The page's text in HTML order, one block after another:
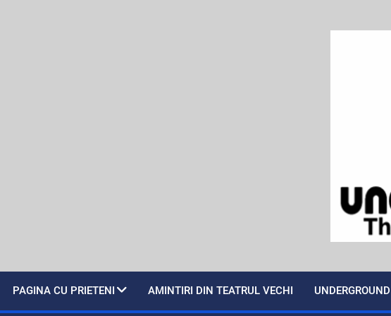
PAGINA CU PRIETENI AMINTIRI DIN TEATRUL VECHI UNDERGROUND